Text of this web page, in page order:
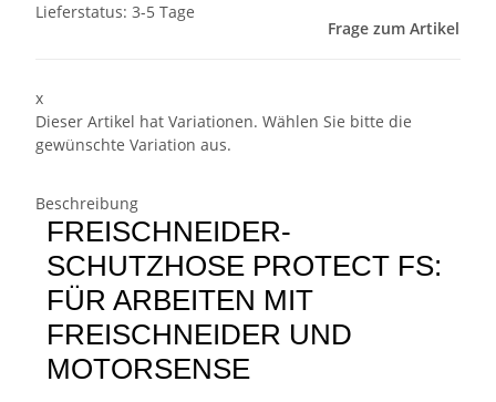
Lieferstatus: 3-5 Tage
Frage zum Artikel
x
Dieser Artikel hat Variationen. Wählen Sie bitte die
gewünschte Variation aus.
Beschreibung
FREISCHNEIDER-
SCHUTZHOSE PROTECT FS:
FÜR ARBEITEN MIT
FREISCHNEIDER UND
MOTORSENSE